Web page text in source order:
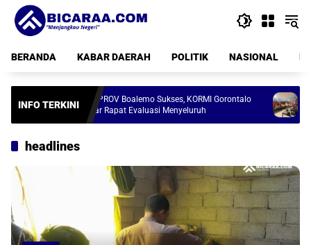
Langsung
konten
BERANDA
KABAR DAERAH POLITIK NASIONAL
INFO TERKINI
FORPROV Boalemo Sukses, KORMI Gorontalo
Gelar Rapat Evaluasi Menyeluruh
Cukup
Lama Bakal
headlines